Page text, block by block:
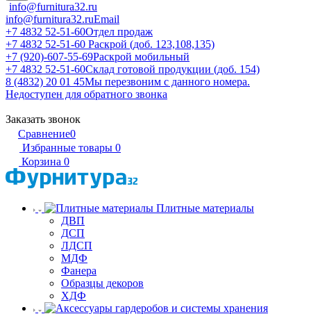
info@furnitura32.ru
info@furnitura32.ruEmail
+7 4832 52-51-60Отдел продаж
+7 4832 52-51-60 Раскрой (доб. 123,108,135)
+7 (920)-607-55-69Раскрой мобильный
+7 4832 52-51-60Склад готовой продукции (доб. 154)
8 (4832) 20 01 45Мы перезвоним с данного номера.
Недоступен для обратного звонка
Заказать звонок
Сравнение0
Избранные товары 0
Корзина 0
Плитные материалы
ДВП
ДСП
ЛДСП
МДФ
Фанера
Образцы декоров
ХДФ